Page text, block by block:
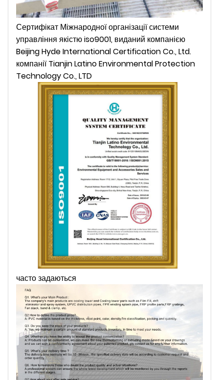
Сертифікат Міжнародної організації системи
управління якістю iso9001, виданий компанією
Beijing Hyde International Certification Co., Ltd.
компанії Tianjin Latino Environmental Protection
Technology Co., LTD
часто задаються